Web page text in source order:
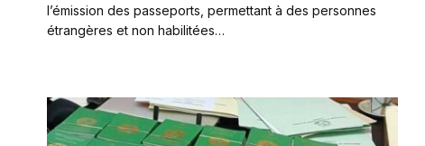
l’émission des passeports, permettant à des personnes
étrangères et non habilitées…